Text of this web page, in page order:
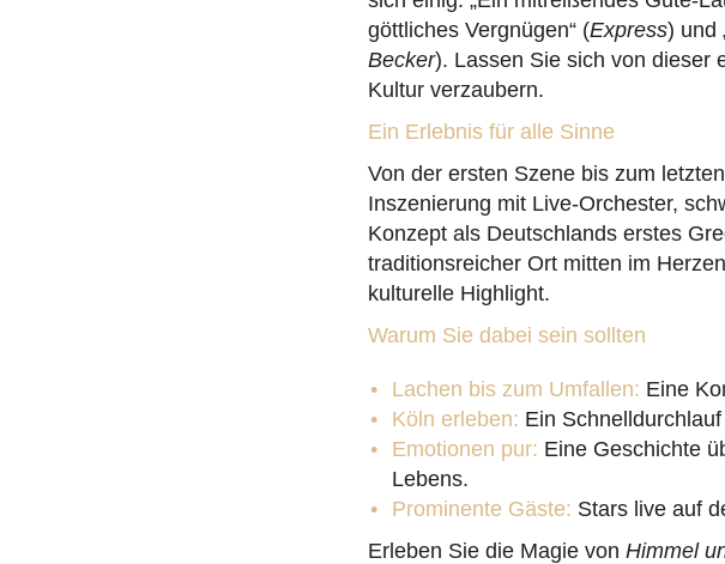
göttliches Vergnügen“ (Express) und
Becker). Lassen Sie sich von dieser
Kultur verzaubern.
Ein Erlebnis für alle Sinne
Von der ersten Szene bis zum
Inszenierung mit Live-Orchester,
Konzept als Deutschlands erstes
traditionsreicher Ort mitten im
kulturelle Highlight.
Warum Sie dabei sein sollten
Lachen bis zum Umfallen: Eine
Köln erleben: Ein
Emotionen pur: Eine Geschichte
Lebens.
Prominente Gäste: Stars live auf
Erleben Sie die Magie von Himmel